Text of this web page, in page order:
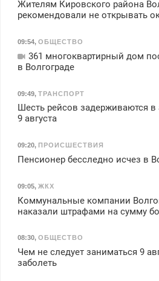
Жителям Кировского района
рекомендовали не открывать
09:54, ОБЩЕСТВО
361 многоквартирный дом
в Волгограде
09:49, ТРАНСПОРТ
Шесть рейсов задерживаются в
9 августа
09:20, ПРОИСШЕСТВИЯ
Пенсионер бесследно исчез в
09:05, ЖКХ
Коммунальные компании
наказали штрафами на сумму
08:30, ОБЩЕСТВО
Чем не следует заниматься 9
заболеть